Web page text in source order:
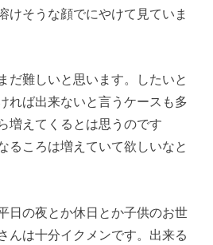
けそうな顔でにやけて見ていま
だ難しいと思います。したいと
れば出来ないと言うケースも多
増えてくるとは思うのです
るころは増えていて欲しいなと
日の夜とか休日とか子供のお世
んは十分イクメンです。出来る